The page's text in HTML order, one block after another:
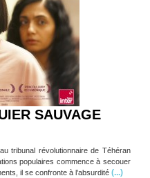
SAUVAGE
tribunal révolutionnaire de Téhéran
populaires commence à secouer
il se confronte à l’absurdité (...)